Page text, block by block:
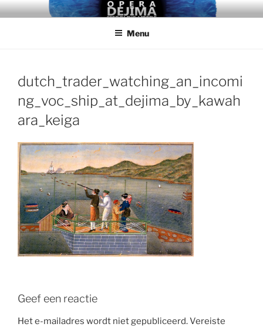
Ga
naarDEJIMA, SIEBOLD'S LIEFDE
Menu
dutch_trader_watching_an_incomi
ng_voc_ship_at_dejima_by_kawah
ara_keiga
Geef een reactie
Het e-mailadres wordt niet gepubliceerd.Vereiste